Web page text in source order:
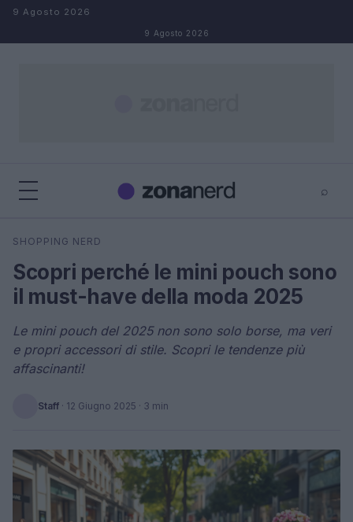
Salta al contenuto
9 Agosto 2026
9 Agosto 2026
⌕
Cerca
SHOPPING NERD
Scopri perché le mini pouch sono
il must-have della moda 2025
Le mini pouch del 2025 non sono solo borse, ma veri
e propri accessori di stile. Scopri le tendenze più
affascinanti!
Staff · 12 Giugno 2025 · 3 min